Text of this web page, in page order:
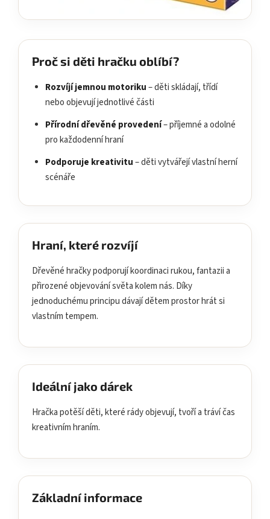
Proč si děti hračku oblíbí?
Rozvíjí jemnou motoriku– děti skládají, třídí
nebo objevují jednotlivé části
Přírodní dřevěné provedení– příjemné a odolné
pro každodenní hraní
Podporuje kreativitu– děti vytvářejí vlastní herní
scénáře
Hraní, které rozvíjí
Dřevěné hračky podporují koordinaci rukou, fantazii a
přirozené objevování světa kolem nás. Díky
jednoduchému principu dávají dětem prostor hrát si
vlastním tempem.
Ideální jako dárek
Hračka potěší děti, které rády objevují, tvoří a tráví čas
kreativním hraním.
Základní informace